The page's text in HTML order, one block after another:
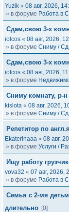
Yuzik « 08 авг, 2026,
» в форуме Работа в
Сдам,свою 3-х
iolcos « 08 авг, 2026,
» в форуме Сниму /
Сдам,свою 3-х
iolcos « 08 авг, 2026,
» в форуме
Сниму комнату, р-н
kislota « 08 авг, 2026,
» в форуме Сниму /
Репетитор по
Ekaterinaaa « 08 авг,
» в форуме Услуги /
Ищу работу
vova32 « 07 авг, 2026,
» в форуме Работа в
Семья с 2-мя
длительно [0]